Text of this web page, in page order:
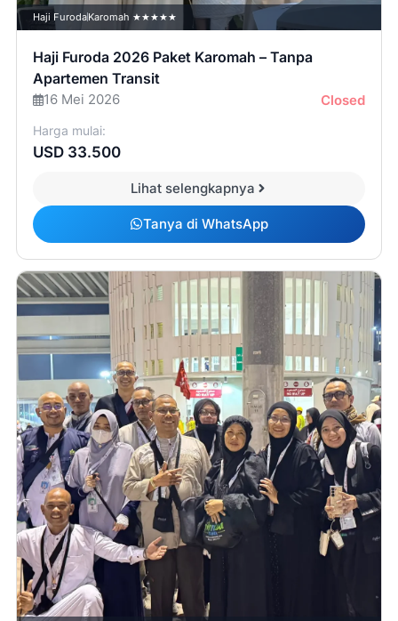
Haji FurodaKaromah ★★★★★
Haji Furoda 2026 Paket Karomah – Tanpa
Apartemen Transit
16 Mei 2026 Closed
Harga mulai:
USD 33.500
Lihat selengkapnya
Tanya di WhatsApp